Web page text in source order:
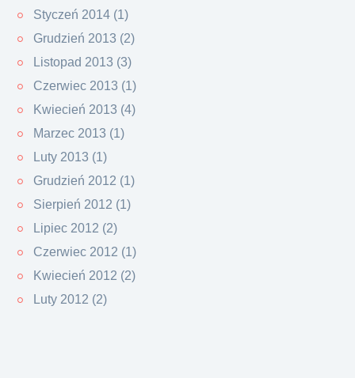
Styczeń 2014 (1)
Grudzień 2013 (2)
Listopad 2013 (3)
Czerwiec 2013 (1)
Kwiecień 2013 (4)
Marzec 2013 (1)
Luty 2013 (1)
Grudzień 2012 (1)
Sierpień 2012 (1)
Lipiec 2012 (2)
Czerwiec 2012 (1)
Kwiecień 2012 (2)
Luty 2012 (2)